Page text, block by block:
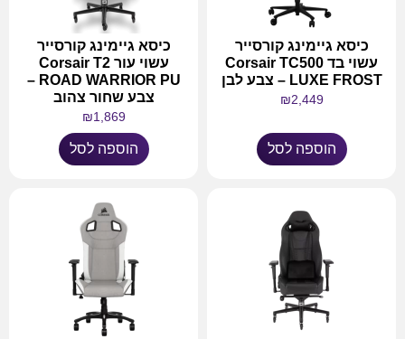
כיסא גיימינג קורסייר
עשוי בד Corsair TC500
LUXE FROST – צבע לבן
₪2,449
הוספה לסל
כיסא גיימינג קורסייר
עשוי עור Corsair T2
ROAD WARRIOR PU –
צבע שחור צהוב
₪1,869
הוספה לסל